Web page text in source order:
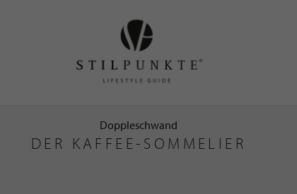
DER KAFFEE-SOMMELIER
Doppleschwand